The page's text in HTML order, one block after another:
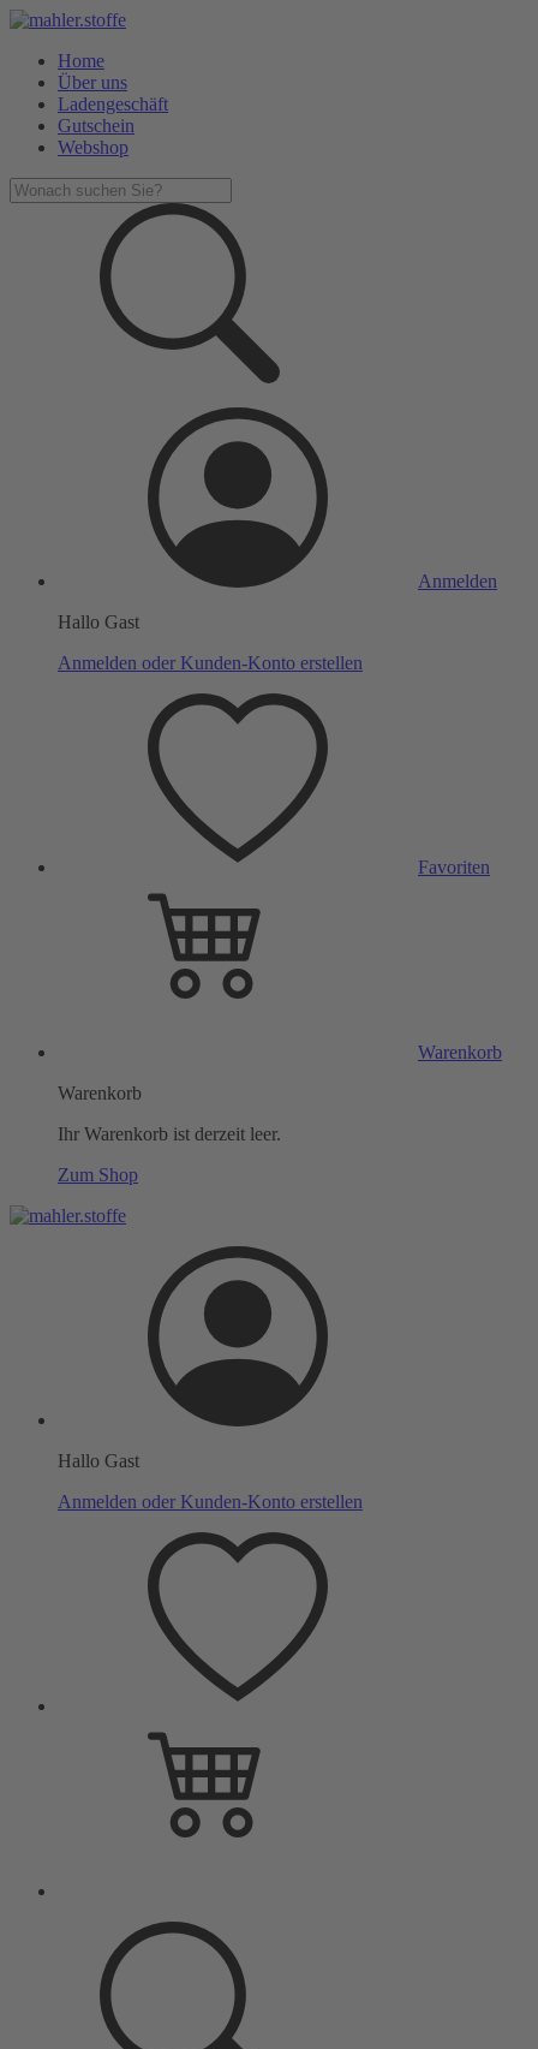
Home
Über uns
Ladengeschäft
Gutschein
Webshop
Anmelden
Hallo Gast
Anmelden oder Kunden-Konto erstellen
Favoriten
Warenkorb
Warenkorb
Ihr Warenkorb ist derzeit leer.
Zum Shop
Hallo Gast
Anmelden oder Kunden-Konto erstellen